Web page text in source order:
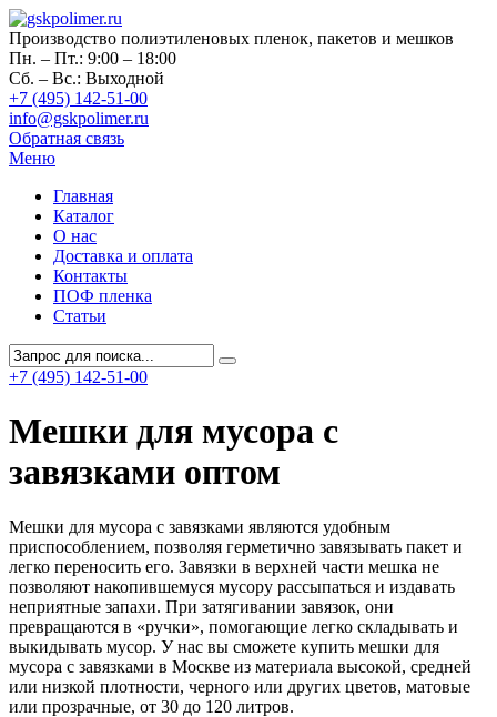
Производство полиэтиленовых пленок, пакетов и мешков
Пн. – Пт.: 9:00 – 18:00
Сб. – Вс.: Выходной
+7 (495) 142-51-00
info@gskpolimer.ru
Обратная связь
Меню
Главная
Каталог
О нас
Доставка и оплата
Контакты
ПОФ пленка
Статьи
+7 (495) 142-51-00
Мешки для мусора с
завязками оптом
Мешки для мусора с завязками являются удобным
приспособлением, позволяя герметично завязывать пакет и
легко переносить его. Завязки в верхней части мешка не
позволяют накопившемуся мусору рассыпаться и издавать
неприятные запахи. При затягивании завязок, они
превращаются в «ручки», помогающие легко складывать и
выкидывать мусор. У нас вы сможете купить мешки для
мусора с завязками в Москве из материала высокой, средней
или низкой плотности, черного или других цветов, матовые
или прозрачные, от 30 до 120 литров.